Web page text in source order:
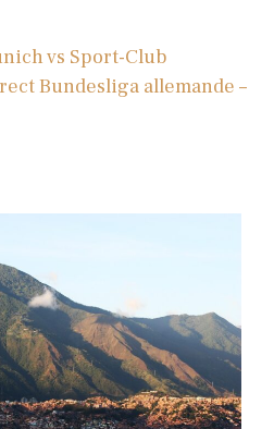
vs Sport-Club
Bundesliga allemande –